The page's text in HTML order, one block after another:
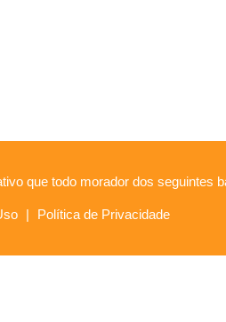
que todo morador dos seguintes
| Política de Privacidade